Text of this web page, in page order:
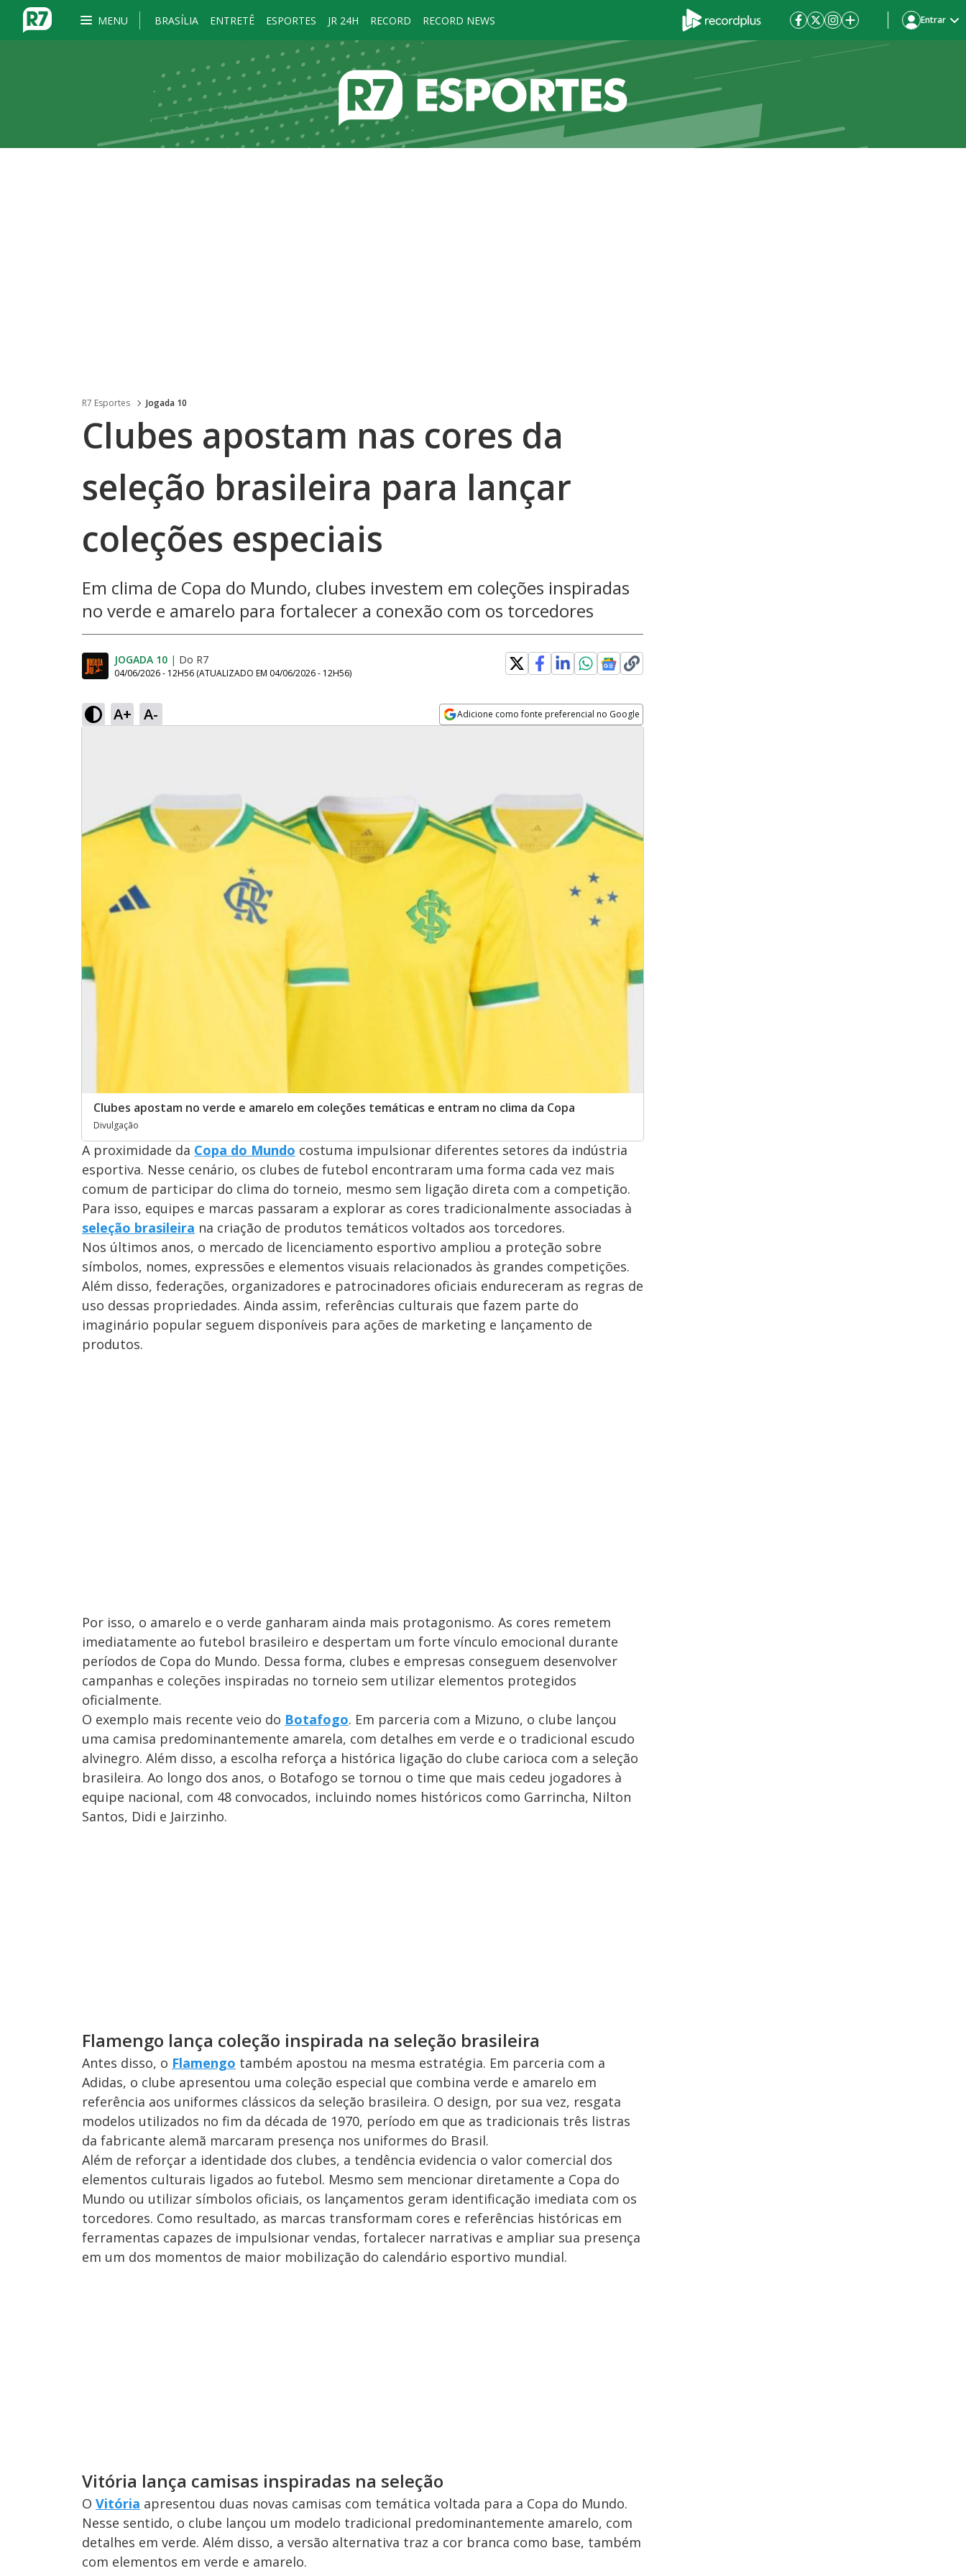
MENU BRASÍLIA ENTRETÊ ESPORTES JR 24H RECORD RECORD NEWS Entrar
R7 Esportes Jogada 10
Clubes apostam nas cores da
seleção brasileira para lançar
coleções especiais
Em clima de Copa do Mundo, clubes investem em coleções inspiradas
no verde e amarelo para fortalecer a conexão com os torcedores
JOGADA 10 | Do R7
04/06/2026 - 12H56 (ATUALIZADO EM 04/06/2026 - 12H56)
A+ A- Adicione como fonte preferencial no Google
Clubes apostam no verde e amarelo em coleções temáticas e entram no clima da Copa
Divulgação
A proximidade da Copa do Mundo costuma impulsionar diferentes setores da indústria
esportiva. Nesse cenário, os clubes de futebol encontraram uma forma cada vez mais
comum de participar do clima do torneio, mesmo sem ligação direta com a competição.
Para isso, equipes e marcas passaram a explorar as cores tradicionalmente associadas à
seleção brasileira na criação de produtos temáticos voltados aos torcedores.
Nos últimos anos, o mercado de licenciamento esportivo ampliou a proteção sobre
símbolos, nomes, expressões e elementos visuais relacionados às grandes competições.
Além disso, federações, organizadores e patrocinadores oficiais endureceram as regras de
uso dessas propriedades. Ainda assim, referências culturais que fazem parte do
imaginário popular seguem disponíveis para ações de marketing e lançamento de
produtos.
Por isso, o amarelo e o verde ganharam ainda mais protagonismo. As cores remetem
imediatamente ao futebol brasileiro e despertam um forte vínculo emocional durante
períodos de Copa do Mundo. Dessa forma, clubes e empresas conseguem desenvolver
campanhas e coleções inspiradas no torneio sem utilizar elementos protegidos
oficialmente.
O exemplo mais recente veio do Botafogo. Em parceria com a Mizuno, o clube lançou
uma camisa predominantemente amarela, com detalhes em verde e o tradicional escudo
alvinegro. Além disso, a escolha reforça a histórica ligação do clube carioca com a seleção
brasileira. Ao longo dos anos, o Botafogo se tornou o time que mais cedeu jogadores à
equipe nacional, com 48 convocados, incluindo nomes históricos como Garrincha, Nilton
Santos, Didi e Jairzinho.
Flamengo lança coleção inspirada na seleção brasileira
Antes disso, o Flamengo também apostou na mesma estratégia. Em parceria com a
Adidas, o clube apresentou uma coleção especial que combina verde e amarelo em
referência aos uniformes clássicos da seleção brasileira. O design, por sua vez, resgata
modelos utilizados no fim da década de 1970, período em que as tradicionais três listras
da fabricante alemã marcaram presença nos uniformes do Brasil.
Além de reforçar a identidade dos clubes, a tendência evidencia o valor comercial dos
elementos culturais ligados ao futebol. Mesmo sem mencionar diretamente a Copa do
Mundo ou utilizar símbolos oficiais, os lançamentos geram identificação imediata com os
torcedores. Como resultado, as marcas transformam cores e referências históricas em
ferramentas capazes de impulsionar vendas, fortalecer narrativas e ampliar sua presença
em um dos momentos de maior mobilização do calendário esportivo mundial.
Vitória lança camisas inspiradas na seleção
O Vitória apresentou duas novas camisas com temática voltada para a Copa do Mundo.
Nesse sentido, o clube lançou um modelo tradicional predominantemente amarelo, com
detalhes em verde. Além disso, a versão alternativa traz a cor branca como base, também
com elementos em verde e amarelo.